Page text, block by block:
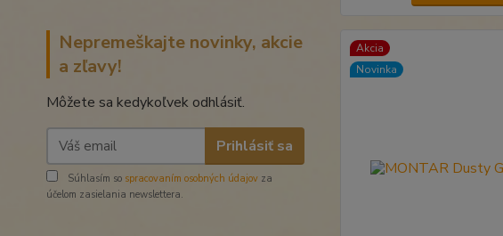
Nepremeškajte novinky, akcie
a zľavy!
Môžete sa kedykoľvek odhlásiť.
Prihlásiť sa
Súhlasím so spracovaním osobných údajov za
účelom zasielania newslettera.
Akcia
Novinka